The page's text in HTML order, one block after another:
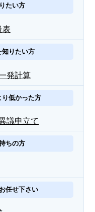
たい方
表
知りたい方
発計算
り低かった方
議申立て
ちの方
任せ下さい